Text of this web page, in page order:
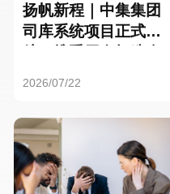
扬帆新程｜中集集团
司库系统项目正式启
2026/07/22